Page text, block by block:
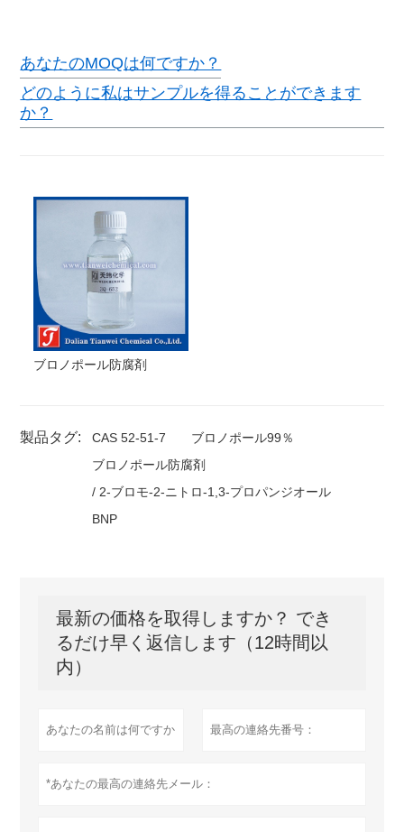
あなたのMOQは何ですか？
どのように私はサンプルを得ることができます
か？
ブロノポール防腐剤
製品タグ: CAS 52-51-7
ブロノポール99％
ブロノポール防腐剤
/ 2-ブロモ-2-ニトロ-1,3-プロパンジオール
BNP
最新の価格を取得しますか？ でき
るだけ早く返信します（12時間以
内）